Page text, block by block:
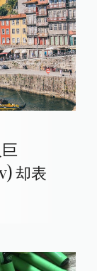
却表